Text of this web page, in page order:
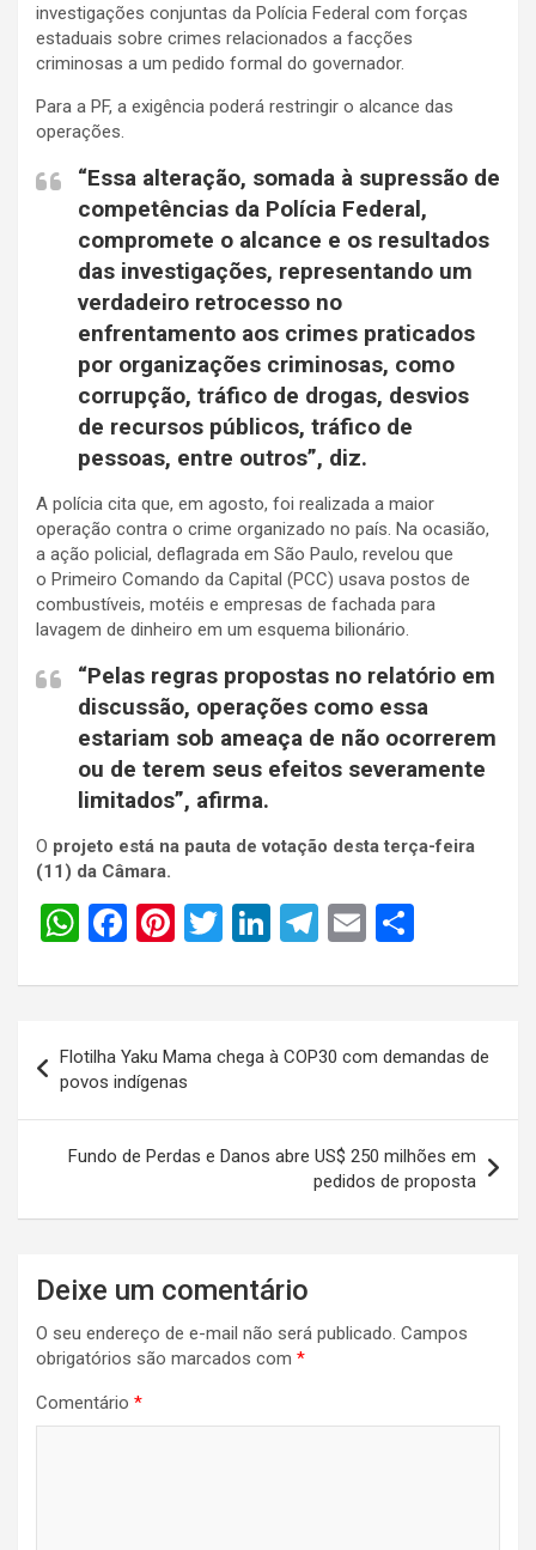
investigações conjuntas da Polícia Federal com forças
estaduais sobre crimes relacionados a facções
criminosas a um pedido formal do governador.
Para a PF, a exigência poderá restringir o alcance das
operações.
“Essa alteração, somada à supressão de
competências da Polícia Federal,
compromete o alcance e os resultados
das investigações, representando um
verdadeiro retrocesso no
enfrentamento aos crimes praticados
por organizações criminosas, como
corrupção, tráfico de drogas, desvios
de recursos públicos, tráfico de
pessoas, entre outros”, diz.
A polícia cita que, em agosto, foi realizada a maior
operação contra o crime organizado no país. Na ocasião,
a ação policial, deflagrada em São Paulo, revelou que
o Primeiro Comando da Capital (PCC) usava postos de
combustíveis, motéis e empresas de fachada para
lavagem de dinheiro em um esquema bilionário.
“Pelas regras propostas no relatório em
discussão, operações como essa
estariam sob ameaça de não ocorrerem
ou de terem seus efeitos severamente
limitados”, afirma.
O projeto está na pauta de votação desta terça-feira
(11) da Câmara.
W
at
s
A
p
p
F
ce
b
o
o
k
Pi
er
es
t
T
tt
er
Li
ke
dI
n
T
e
gr
a
m
E
ail ar
de
Post
Flotilha Yaku Mama chega à COP30 com demandas de
povos indígenas
Fundo de Perdas e Danos abre US$ 250 milhões em
pedidos de proposta
Deixe um comentário
O seu endereço de e-mail não será publicado. Campos
obrigatórios são marcados com *
Comentário *